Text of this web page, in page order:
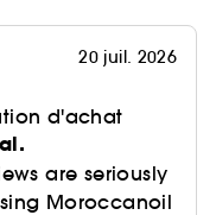
20 juil. 2026
d'achat
are seriously
Moroccanoil